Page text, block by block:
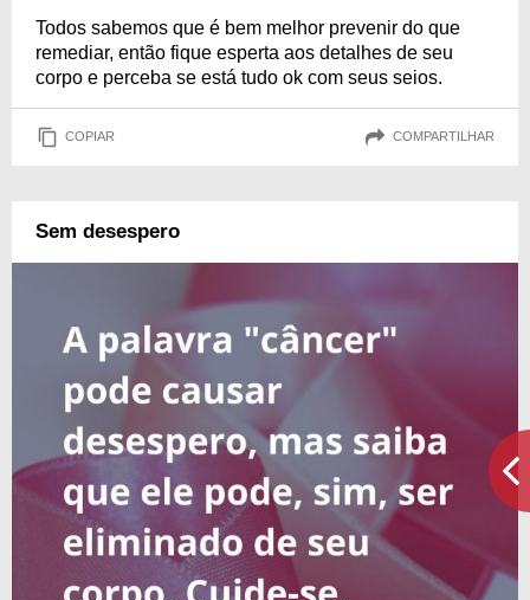
Todos sabemos que é bem melhor prevenir do que
remediar, então fique esperta aos detalhes de seu
corpo e perceba se está tudo ok com seus seios.
COPIAR COMPARTILHAR
Sem desespero